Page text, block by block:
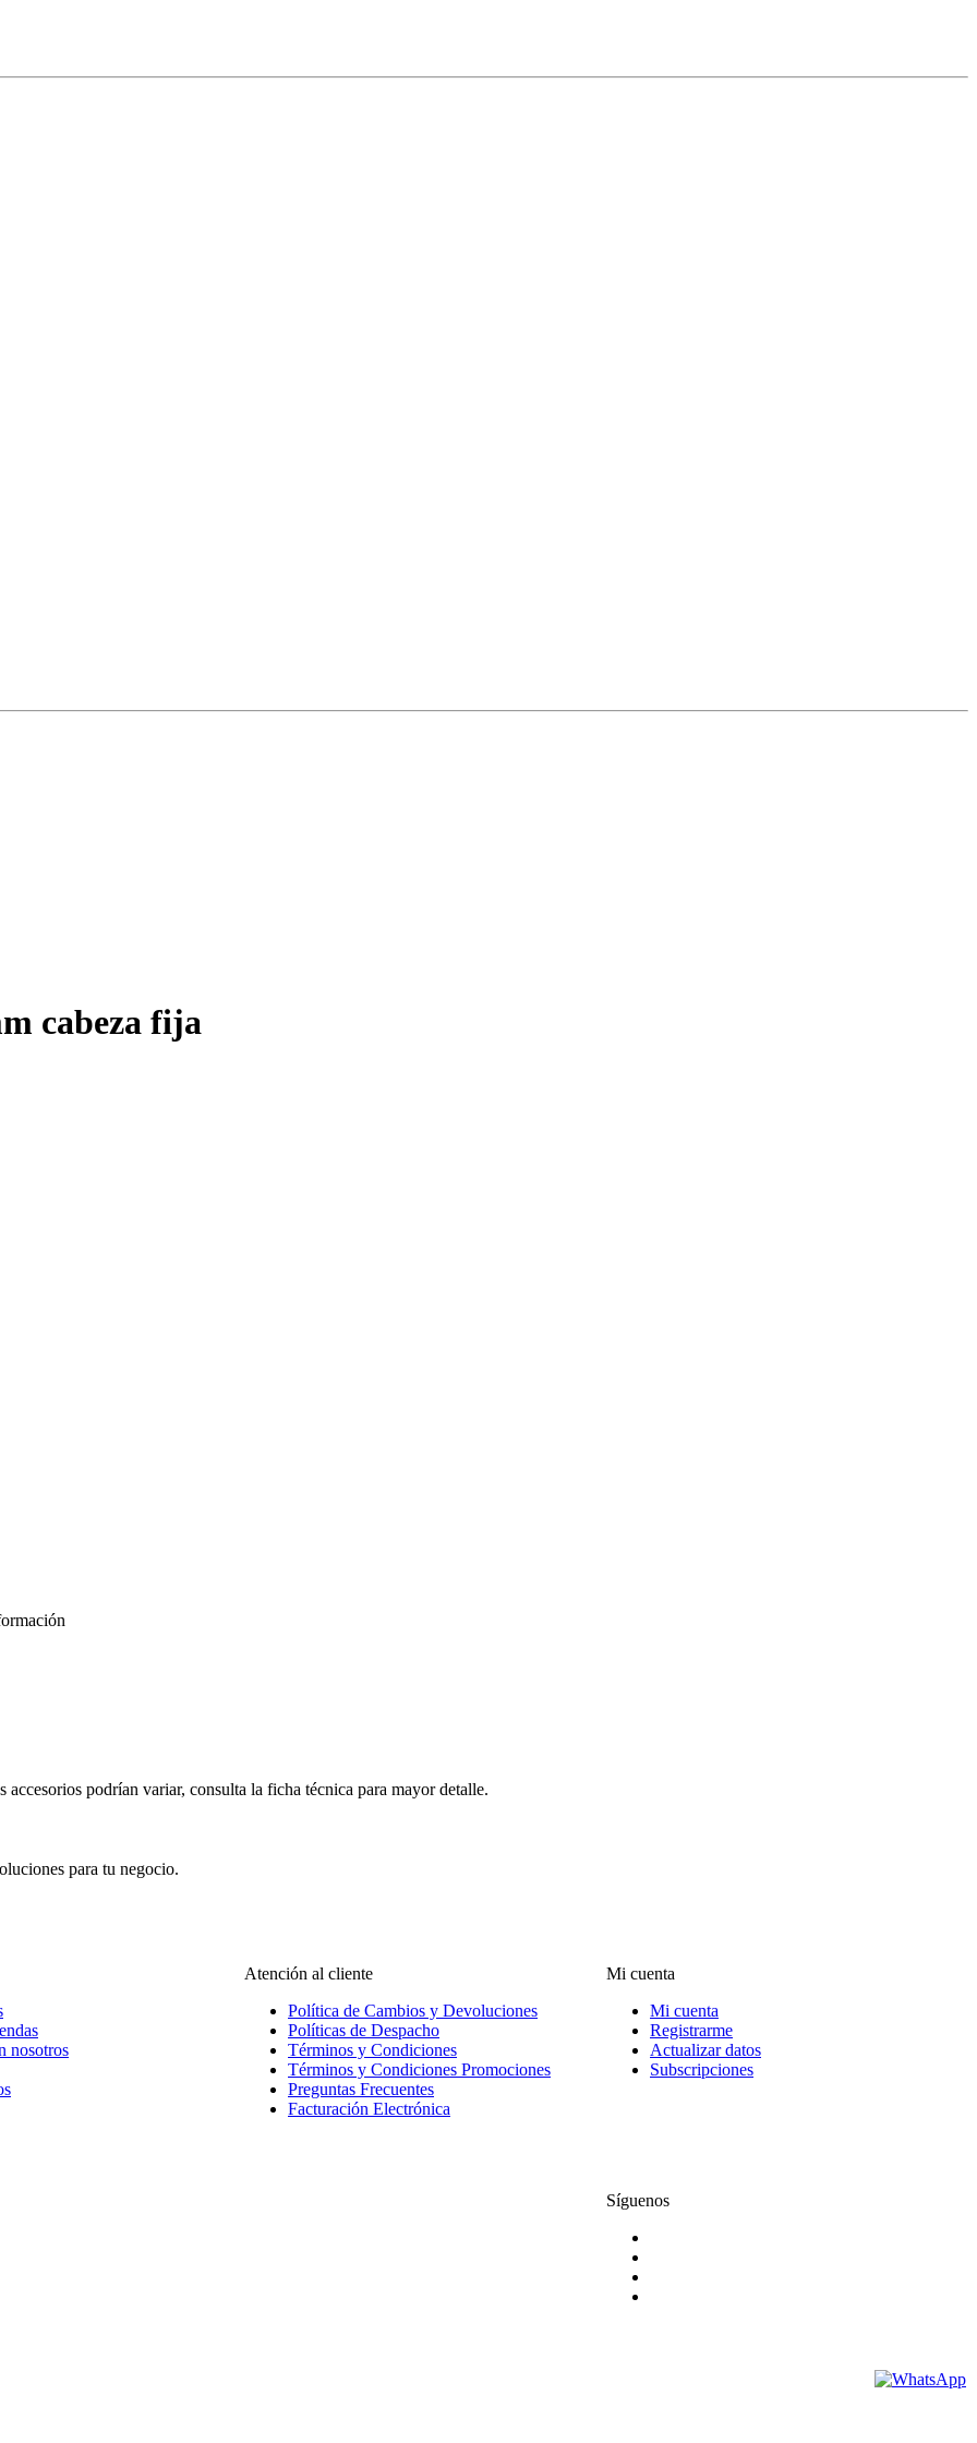
cabeza fija
podrían variar, consulta la ficha técnica para mayor detalle.
para tu negocio.
nosotros
Atención al cliente
Política de Cambios y Devoluciones
Políticas de Despacho
Términos y Condiciones
Términos y Condiciones Promociones
Preguntas Frecuentes
Facturación Electrónica
Mi cuenta
Mi cuenta
Registrarme
Actualizar datos
Subscripciones
Síguenos